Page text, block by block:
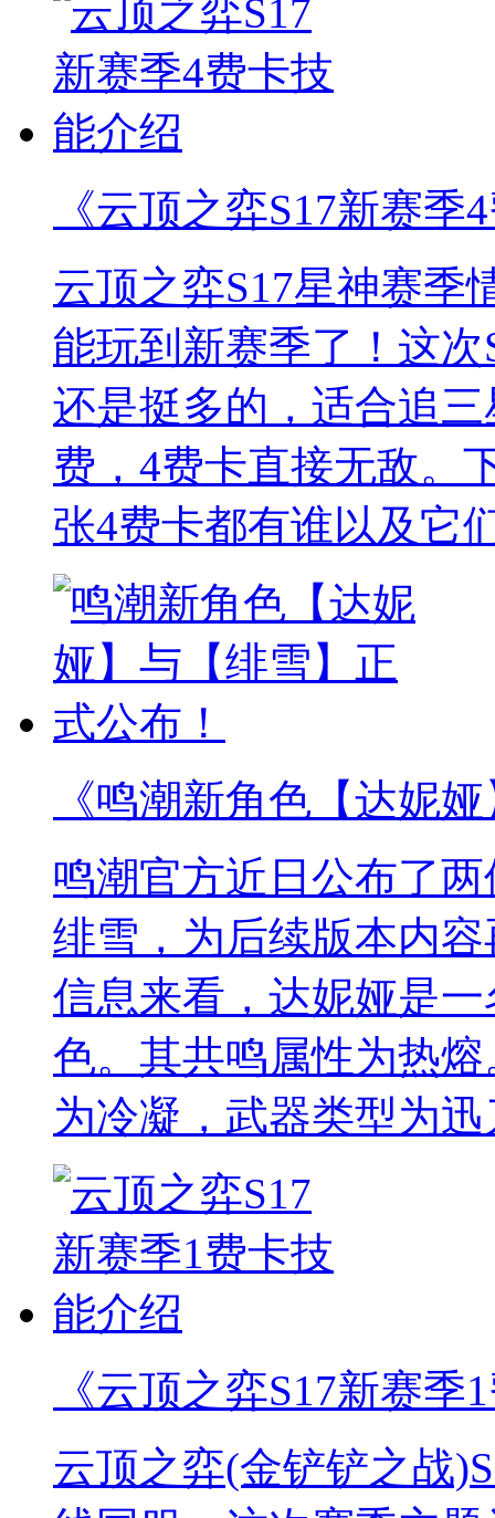
《云顶之弈S17新赛季
云顶之弈S17星神赛季
能玩到新赛季了！这
还是挺多的，适合追
费，4费卡直接无敌。
张4费卡都有谁以及它
《鸣潮新角色【达妮
鸣潮官方近日公布了
绯雪，为后续版本内
信息来看，达妮娅是
色。其共鸣属性为热
为冷凝，武器类型为
《云顶之弈S17新赛季
云顶之弈(金铲铲之战